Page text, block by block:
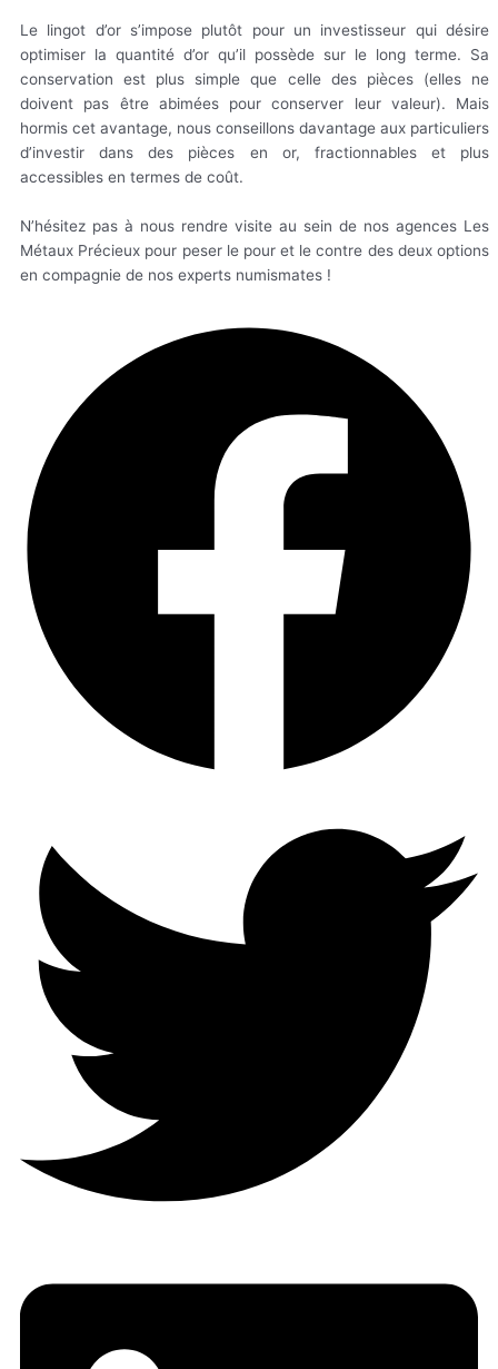
Le lingot d’or s’impose plutôt pour un investisseur qui désire
optimiser la quantité d’or qu’il possède sur le long terme. Sa
conservation est plus simple que celle des pièces (elles ne
doivent pas être abimées pour conserver leur valeur). Mais
hormis cet avantage, nous conseillons davantage aux particuliers
d’investir dans des pièces en or, fractionnables et plus
accessibles en termes de coût.
N’hésitez pas à nous rendre visite au sein de nos agences Les
Métaux Précieux pour peser le pour et le contre des deux options
en compagnie de nos experts numismates !